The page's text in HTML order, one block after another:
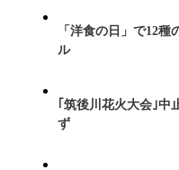
「洋食の日」で12
ル
｢筑後川花火大会｣
ず